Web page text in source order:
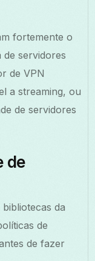
fortemente o
servidores
de VPN
a streaming, ou
de servidores
de
da
de
de fazer